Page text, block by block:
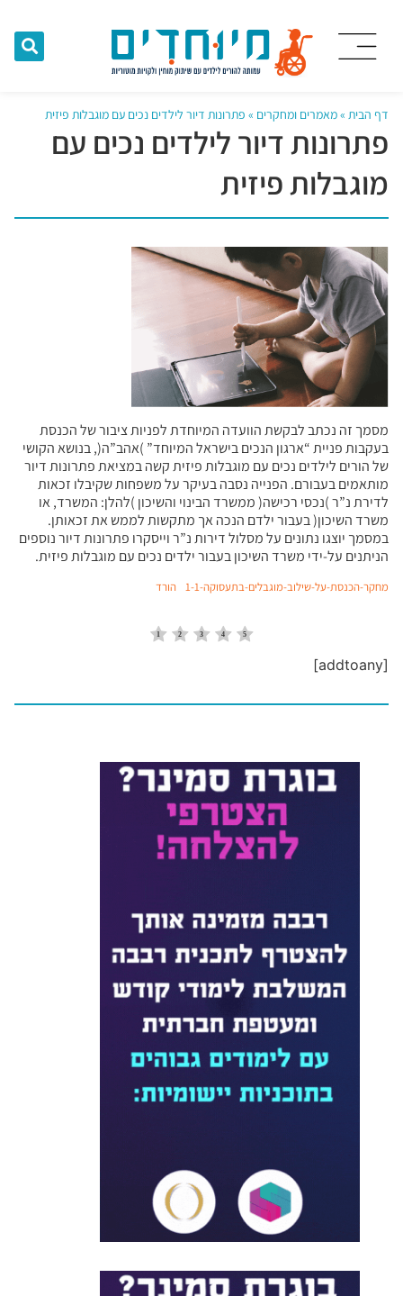
דף הבית »מאמרים ומחקרים » פתרונות דיור לילדים נכים עם מוגבלות פיזית
פתרונות דיור לילדים נכים עם
מוגבלות פיזית
מסמך זה נכתב לבקשת הוועדה המיוחדת לפניות ציבור של הכנסת
בעקבות פניית “ארגון הנכים בישראל המיוחד” )אהב”ה(, בנושא הקושי
של הורים לילדים נכים עם מוגבלות פיזית קשה במציאת פתרונות דיור
מותאמים בעבורם. הפנייה נסבה בעיקר על משפחות שקיבלו זכאות
לדירת נ”ר )נכסי רכישה( ממשרד הבינוי והשיכון )להלן: המשרד, או
משרד השיכון( בעבור ילדם הנכה אך מתקשות לממש את זכאותן.
במסמך יוצגו נתונים על מסלול דירות נ”ר וייסקרו פתרונות דיור נוספים
הניתנים על-ידי משרד השיכון בעבור ילדים נכים עם מוגבלות פיזית.
מחקר-הכנסת-על-שילוב-מוגבלים-בתעסוקה-1-1 הורד
[addtoany]